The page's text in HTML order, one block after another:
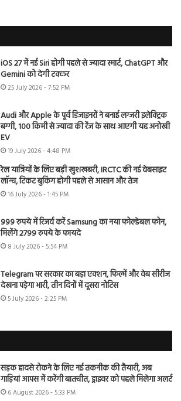
iOS 27 में नई Siri होगी पहले से ज्यादा स्मार्ट, ChatGPT और
Gemini को देगी टक्कर
25 July 2026 - 7:52 PM
Audi और Apple के पूर्व डिजाइनरों ने बनाई लग्जरी इलेक्ट्रिक
बग्गी, 100 किमी से ज्यादा की रेंज के साथ आएगी यह अनोखी
EV
19 July 2026 - 4:48 PM
रेल यात्रियों के लिए बड़ी खुशखबरी, IRCTC की नई वेबसाइट
लॉन्च, टिकट बुकिंग होगी पहले से आसान और तेज
16 July 2026 - 1:45 PM
999 रुपये में रिजर्व करें Samsung का नया फोल्डेबल फोन,
मिलेंगे 2799 रुपये के फायदे
8 July 2026 - 5:54 PM
Telegram पर सरकार का बड़ा एक्शन, फिल्में और वेब सीरीज
देखना पड़ेगा भारी, तीन दिनों में दूसरा नोटिस
5 July 2026 - 2:25 PM
सड़क हादसे रोकने के लिए नई तकनीक की तैयारी, अब
गाड़ियां आपस में करेंगी बातचीत, ड्राइवर को पहले मिलेगा अलर्ट
6 August 2026 - 5:33 PM